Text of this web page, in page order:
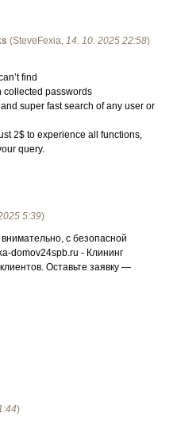
(SteveFexia, 14. 10. 2025 22:58)
find
collected passwords
super fast search of any user or
2$ to experience all functions,
query.
5:39)
с безопасной
domov24spb.ru - Клининг
Оставьте заявку —
)